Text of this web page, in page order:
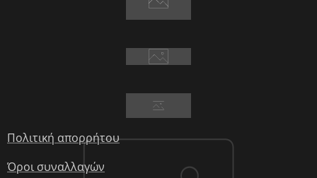
Πολιτική απορρήτου
Όροι συναλλαγών